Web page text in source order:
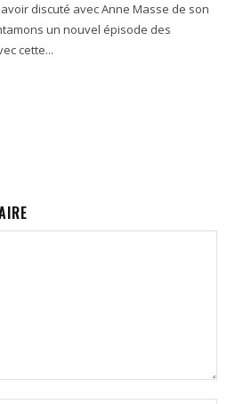
discuté avec Anne Masse de son
un nouvel épisode des
cette...